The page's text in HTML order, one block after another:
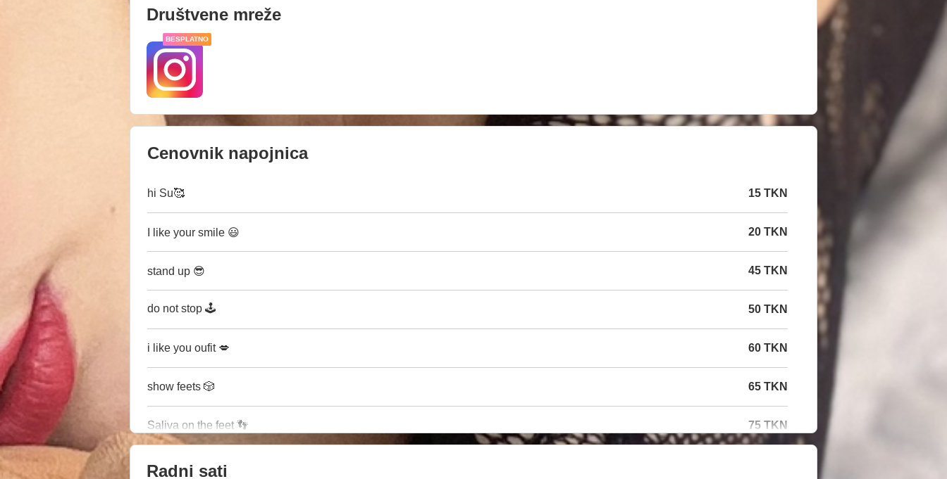
Društvene mreže
BESPLATNO
Cenovnik napojnica
hi Su🥰 15 TKN
I like your smile 😃 20 TKN
stand up 😎 45 TKN
do not stop 🕹 50 TKN
i like you oufit 💋 60 TKN
show feets 🎲 65 TKN
Saliva on the feet 👣 75 TKN
Radni sati